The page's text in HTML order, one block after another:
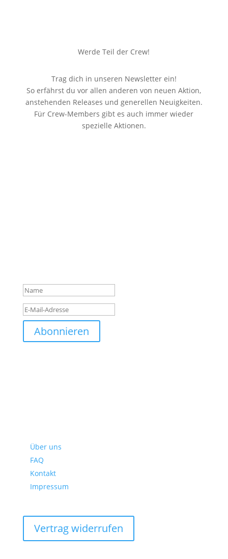
Werde Teil der Crew!
Trag dich in unseren Newsletter ein!
So erfährst du vor allen anderen von neuen Aktion,
anstehenden Releases und generellen Neuigkeiten.
Für Crew-Members gibt es auch immer wieder
spezielle Aktionen.
Abonnieren
Über uns
FAQ
Kontakt
Impressum
Vertrag widerrufen